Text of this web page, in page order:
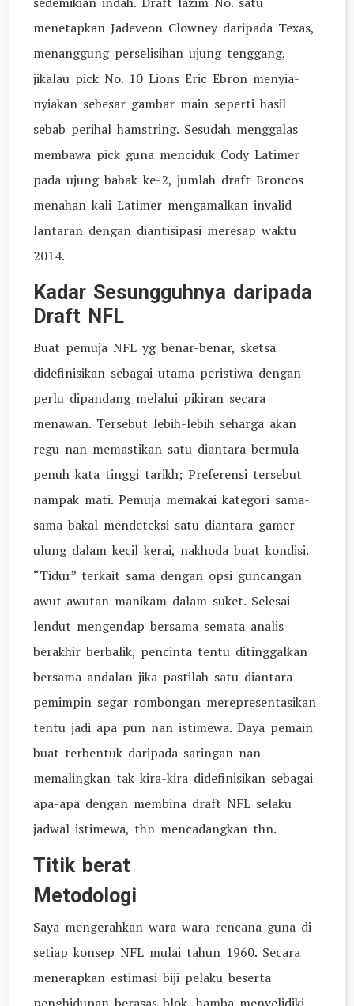
menetapkan Jadeveon Clowney daripada Texas,
menanggung perselisihan ujung tenggang,
jikalau pick No. 10 Lions Eric Ebron menyia-
nyiakan sebesar gambar main seperti hasil
sebab perihal hamstring. Sesudah menggalas
membawa pick guna menciduk Cody Latimer
pada ujung babak ke-2, jumlah draft Broncos
menahan kali Latimer mengamalkan invalid
lantaran dengan diantisipasi meresap waktu
2014.
Kadar Sesungguhnya daripada
Draft NFL
Buat pemuja NFL yg benar-benar, sketsa
didefinisikan sebagai utama peristiwa dengan
perlu dipandang melalui pikiran secara
menawan. Tersebut lebih-lebih seharga akan
regu nan memastikan satu diantara bermula
penuh kata tinggi tarikh; Preferensi tersebut
nampak mati. Pemuja memakai kategori sama-
sama bakal mendeteksi satu diantara gamer
ulung dalam kecil kerai, nakhoda buat kondisi.
“Tidur” terkait sama dengan opsi guncangan
awut-awutan manikam dalam suket. Selesai
lendut mengendap bersama semata analis
berakhir berbalik, pencinta tentu ditinggalkan
bersama andalan jika pastilah satu diantara
pemimpin segar rombongan merepresentasikan
tentu jadi apa pun nan istimewa. Daya pemain
buat terbentuk daripada saringan nan
memalingkan tak kira-kira didefinisikan sebagai
apa-apa dengan membina draft NFL selaku
jadwal istimewa, thn mencadangkan thn.
Titik berat
Metodologi
Saya mengerahkan wara-wara rencana guna di
setiap konsep NFL mulai tahun 1960. Secara
menerapkan estimasi biji pelaku beserta